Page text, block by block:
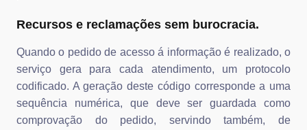
Recursos e reclamações sem burocracia.
Quando o pedido de acesso á informação é realizado, o
serviço gera para cada atendimento, um protocolo
codificado. A geração deste código corresponde a uma
sequência numérica, que deve ser guardada como
comprovação do pedido, servindo também, de